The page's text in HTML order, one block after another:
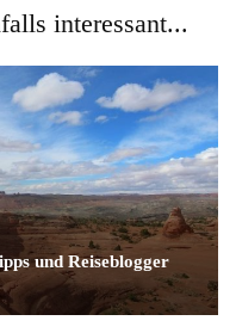
interessant...
und Reiseblogger